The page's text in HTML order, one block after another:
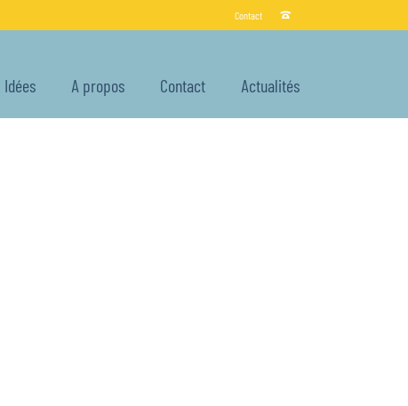
Contact
Idées A propos Contact Actualités